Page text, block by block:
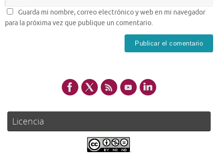
Guarda mi nombre, correo electrónico y web en mi navegador
para la próxima vez que publique un comentario.
Licencia
.